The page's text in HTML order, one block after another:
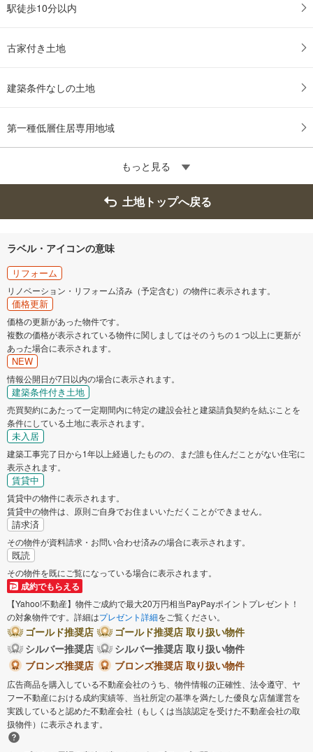
駅徒歩10分以内
古家付き土地
建築条件なしの土地
第一種低層住居専用地域
もっと見る
土地トップへ戻る
ラベル・アイコンの意味
リフォーム
リノベーション・リフォーム済み（予定含む）の物件に表示されます。
価格更新
価格の更新があった物件です。
複数の価格が表示されている物件に関しましてはそのうちの１つ以上に更新が
あった場合に表示されます。
NEW
情報公開日が7日以内の場合に表示されます。
建築条件付き土地
売買契約にあたって一定期間内に特定の建設会社と建築請負契約を結ぶことを
条件にしている土地に表示されます。
未入居
建築工事完了日から1年以上経過したものの、まだ誰も住んだことがない住宅に
表示されます。
賃貸中
賃貸中の物件に表示されます。
賃貸中の物件は、原則ご自身でお住まいいただくことができません。
請求済
その物件が資料請求・お問い合わせ済みの場合に表示されます。
既読
その物件を既にご覧になっている場合に表示されます。
成約でもらえる
【Yahoo!不動産】物件ご成約で最大20万円相当PayPayポイントプレゼント！
の対象物件です。詳細はプレゼント詳細をご覧ください。
ゴールド推奨店
ゴールド推奨店 取り扱い物件
シルバー推奨店
シルバー推奨店 取り扱い物件
ブロンズ推奨店
ブロンズ推奨店 取り扱い物件
広告商品を購入している不動産会社のうち、物件情報の正確性、法令遵守、ヤ
フー不動産における成約実績等、当社所定の基準を満たした優良な店舗運営を
実践していると認めた不動産会社（もしくは当該認定を受けた不動産会社の取
扱物件）に表示されます。